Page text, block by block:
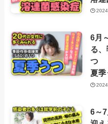
6月
る
つ
夏季
6～